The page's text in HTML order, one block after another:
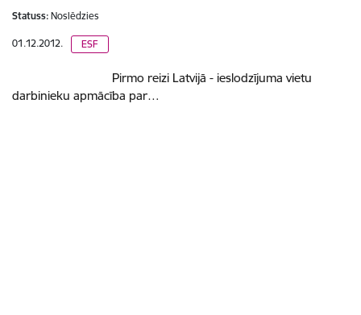
Statuss: Noslēdzies
01.12.2012. ESF
Pirmo reizi Latvijā - ieslodzījuma vietu
darbinieku apmācība par…